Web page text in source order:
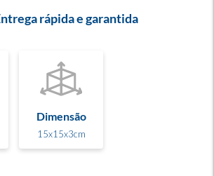
rápida e garantida
Dimensão
15x15x3cm